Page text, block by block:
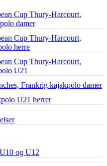
Cup Thury-Harcourt,
damer
Cup Thury-Harcourt,
herre
Cup Thury-Harcourt,
U21
Frankrig kajakpolo damer
U21 herrer
og U12